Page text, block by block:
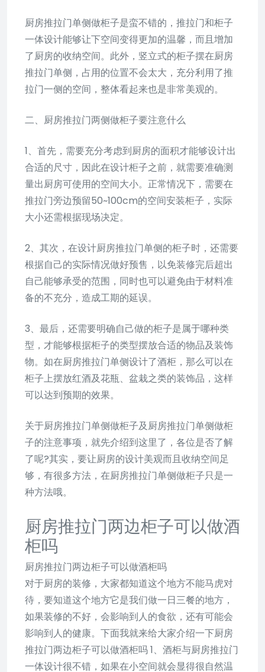
厨房推拉门单侧做柜子是蛮不错的，推拉门和柜子
一体设计能够让下空间变得更加的温馨，而且增加
了厨房的收纳空间。此外，竖立式的柜子摆在厨房
推拉门单侧，占用的位置不会太大，充分利用了推
拉门一侧的空间，整体看起来也是非常美观的。
二、厨房推拉门两侧做柜子要注意什么
1、首先，需要充分考虑到厨房的面积才能够设计出
合适的尺寸，因此在设计柜子之前，就需要准确测
量出厨房可使用的空间大小。正常情况下，需要在
推拉门旁边预留50~100cm的空间安装柜子，实际
大小还需根据现场决定。
2、其次，在设计厨房推拉门单侧的柜子时，还需要
根据自己的实际情况做好预售，以免装修完后超出
自己能够承受的范围，同时也可以避免由于材料准
备的不充分，造成工期的延误。
3、最后，还需要明确自己做的柜子是属于哪种类
型，才能够根据柜子的类型摆放合适的物品及装饰
物。如在厨房推拉门单侧设计了酒柜，那么可以在
柜子上摆放红酒及花瓶、盆栽之类的装饰品，这样
可以达到预期的效果。
关于厨房推拉门单侧做柜子及厨房推拉门单侧做柜
子的注意事项，就先介绍到这里了，各位是否了解
了呢?其实，要让厨房的设计美观而且收纳空间足
够，有很多方法，在厨房推拉门单侧做柜子只是一
种方法哦。
厨房推拉门两边柜子可以做酒
柜吗
厨房推拉门两边柜子可以做酒柜吗
对于厨房的装修，大家都知道这个地方不能马虎对
待，要知道这个地方它是我们做一日三餐的地方，
如果装修的不好，会影响到人的食欲，还有可能会
影响到人的健康。下面我就来给大家介绍一下厨房
推拉门两边柜子可以做酒柜吗 1、酒柜与厨房推拉门
一体设计很不错，如果在小空间就会显得很自然温